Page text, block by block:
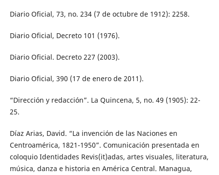
Diario Oficial, 73, no. 234 (7 de octubre de 1912): 2258.
Diario Oficial, Decreto 101 (1976).
Diario Oficial. Decreto 227 (2003).
Diario Oficial, 390 (17 de enero de 2011).
“Dirección y redacción”. La Quincena, 5, no. 49 (1905): 22-
25.
Díaz Arias, David. “La invención de las Naciones en
Centroamérica, 1821-1950”. Comunicación presentada en
coloquio Identidades Revis(it)adas, artes visuales, literatura,
música, danza e historia en América Central. Managua,